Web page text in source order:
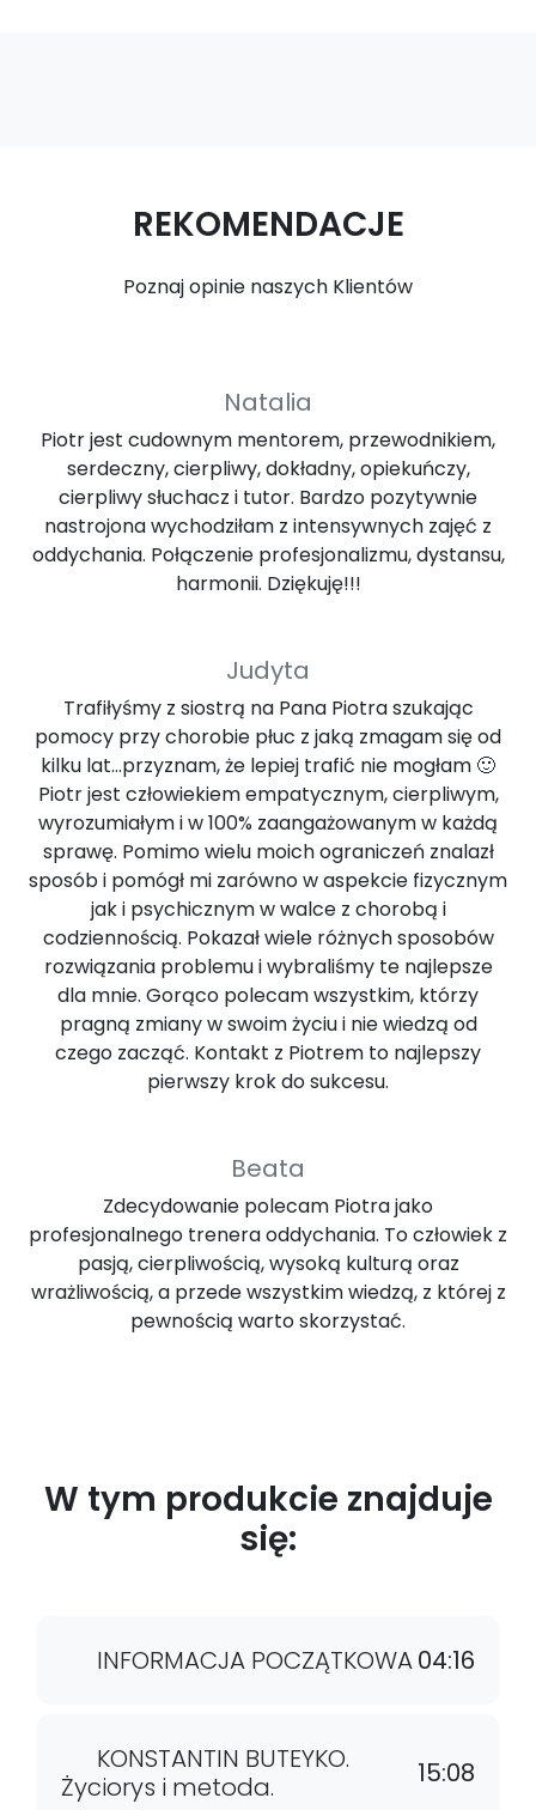
REKOMENDACJE
Poznaj opinie naszych Klientów
Natalia
Piotr jest cudownym mentorem, przewodnikiem,
serdeczny, cierpliwy, dokładny, opiekuńczy,
cierpliwy słuchacz i tutor. Bardzo pozytywnie
nastrojona wychodziłam z intensywnych zajęć z
oddychania. Połączenie profesjonalizmu, dystansu,
harmonii. Dziękuję!!!
Judyta
Trafiłyśmy z siostrą na Pana Piotra szukając
pomocy przy chorobie płuc z jaką zmagam się od
kilku lat...przyznam, że lepiej trafić nie mogłam 🙂
Piotr jest człowiekiem empatycznym, cierpliwym,
wyrozumiałym i w 100% zaangażowanym w każdą
sprawę. Pomimo wielu moich ograniczeń znalazł
sposób i pomógł mi zarówno w aspekcie fizycznym
jak i psychicznym w walce z chorobą i
codziennością. Pokazał wiele różnych sposobów
rozwiązania problemu i wybraliśmy te najlepsze
dla mnie. Gorąco polecam wszystkim, którzy
pragną zmiany w swoim życiu i nie wiedzą od
czego zacząć. Kontakt z Piotrem to najlepszy
pierwszy krok do sukcesu.
Beata
Zdecydowanie polecam Piotra jako
profesjonalnego trenera oddychania. To człowiek z
pasją, cierpliwością, wysoką kulturą oraz
wrażliwością, a przede wszystkim wiedzą, z której z
pewnością warto skorzystać.
W tym produkcie znajduje
się:
INFORMACJA POCZĄTKOWA04:16
KONSTANTIN BUTEYKO.
Życiorys i metoda.
15:08